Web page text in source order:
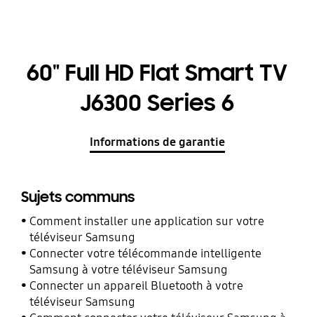
60" Full HD Flat Smart TV
J6300 Series 6
Informations de garantie
Sujets communs
Comment installer une application sur votre
téléviseur Samsung
Connecter votre télécommande intelligente
Samsung à votre téléviseur Samsung
Connecter un appareil Bluetooth à votre
téléviseur Samsung